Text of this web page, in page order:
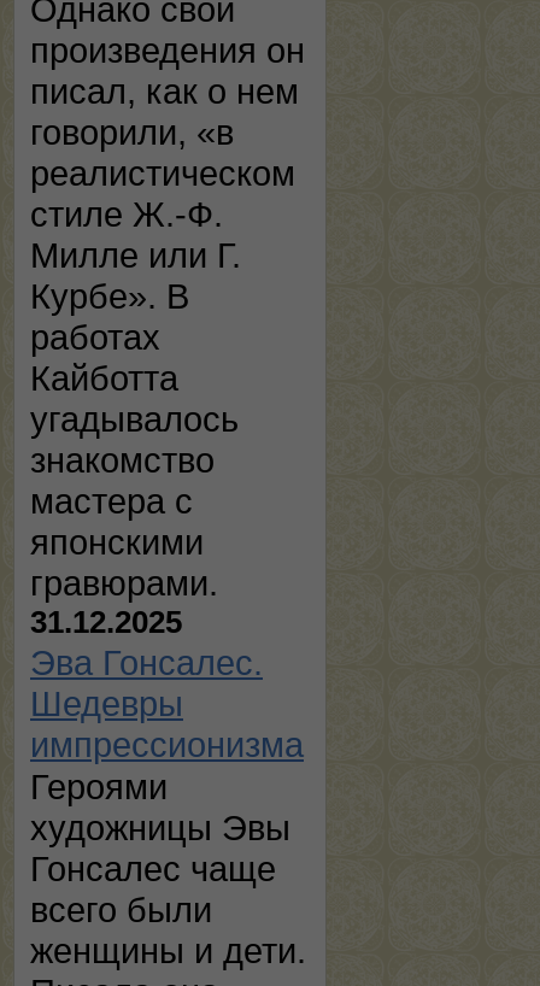
Однако свои
произведения он
писал, как о нем
говорили, «в
реалистическом
стиле Ж.-Ф.
Милле или Г.
Курбе». В
работах
Кайботта
угадывалось
знакомство
мастера с
японскими
гравюрами.
31.12.2025
Эва Гонсалес.
Шедевры
импрессионизма
Героями
художницы Эвы
Гонсалес чаще
всего были
женщины и дети.